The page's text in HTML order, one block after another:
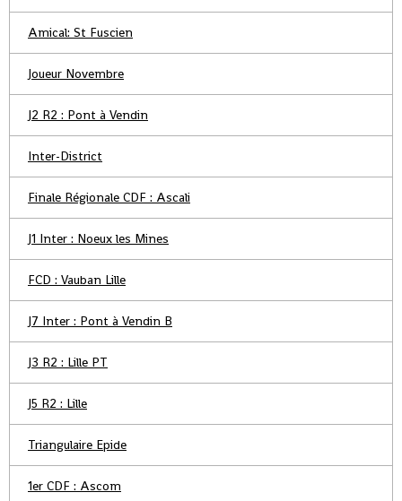
Amical: St Fuscien
Joueur Novembre
J2 R2 : Pont à Vendin
Inter-District
Finale Régionale CDF : Ascali
J1 Inter : Noeux les Mines
FCD : Vauban Lille
J7 Inter : Pont à Vendin B
J3 R2 : Lille PT
J5 R2 : Lille
Triangulaire Epide
1er CDF : Ascom